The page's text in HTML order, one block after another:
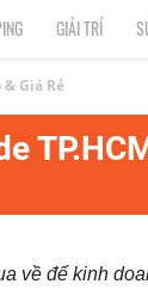
GIẢI TRÍ
Giá Rẻ
về để kinh